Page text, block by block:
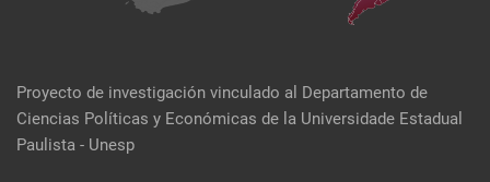
Proyecto de investigación vinculado al Departamento de
Ciencias Políticas y Económicas de la Universidade Estadual
Paulista - Unesp